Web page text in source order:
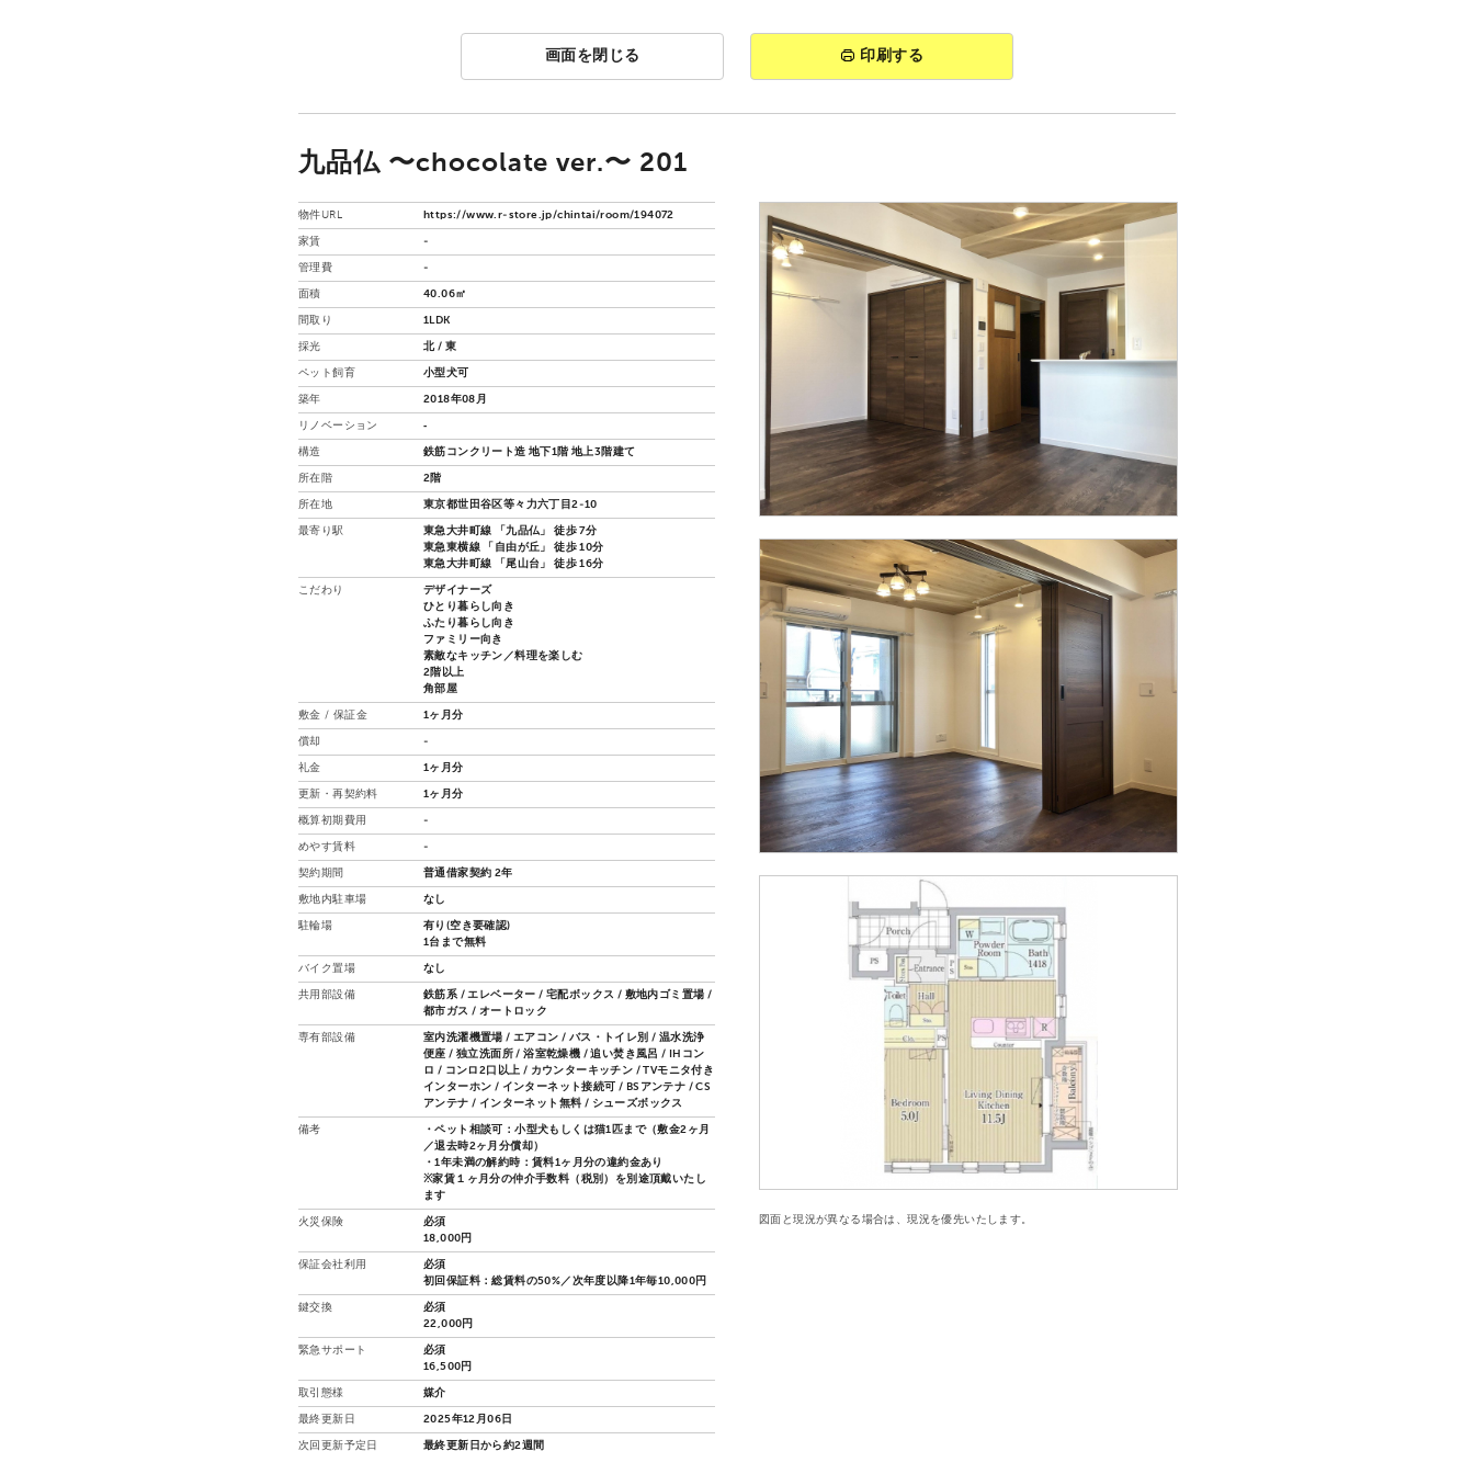
画面を閉じる 印刷する
九品仏 〜chocolate ver.〜 201
図面と現況が異なる場合は、現況を優先いたします。
物件URL https://www.r-store.jp/chintai/room/194072
家賃 -
管理費 -
面積 40.06㎡
間取り 1LDK
採光 北 / 東
ペット飼育 小型犬可
築年 2018年08月
リノベーション ‐
構造 鉄筋コンクリート造 地下1階 地上3階建て
所在階 2階
所在地 東京都世田谷区等々力六丁目2-10
最寄り駅
東急大井町線 「九品仏」 徒歩 7分
東急東横線 「自由が丘」 徒歩 10分
東急大井町線 「尾山台」 徒歩 16分
こだわり
デザイナーズ
ひとり暮らし向き
ふたり暮らし向き
ファミリー向き
素敵なキッチン／料理を楽しむ
2階以上
角部屋
敷金 / 保証金 1ヶ月分
償却 -
礼金 1ヶ月分
更新・再契約料 1ヶ月分
概算初期費用 -
めやす賃料 -
契約期間 普通借家契約 2年
敷地内駐車場 なし
駐輪場
有り(空き要確認)
1台まで無料
バイク置場 なし
共用部設備
鉄筋系 / エレベーター / 宅配ボックス / 敷地内ゴミ置場 /
都市ガス / オートロック
専有部設備
室内洗濯機置場 / エアコン / バス・トイレ別 / 温水洗浄
便座 / 独立洗面所 / 浴室乾燥機 / 追い焚き風呂 / IHコン
ロ / コンロ2口以上 / カウンターキッチン / TVモニタ付き
インターホン / インターネット接続可 / BSアンテナ / CS
アンテナ / インターネット無料 / シューズボックス
備考
・ペット相談可：小型犬もしくは猫1匹まで（敷金2ヶ月
／退去時2ヶ月分償却）
・1年未満の解約時：賃料1ヶ月分の違約金あり
※家賃１ヶ月分の仲介手数料（税別）を別途頂戴いたし
ます
火災保険
必須
18,000円
保証会社利用
必須
初回保証料：総賃料の50%／次年度以降1年毎10,000円
鍵交換
必須
22,000円
緊急サポート
必須
16,500円
取引態様 媒介
最終更新日 2025年12月06日
次回更新予定日 最終更新日から約2週間